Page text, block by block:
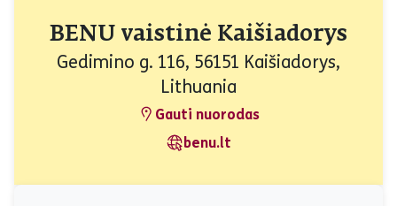
BENU vaistinė Kaišiadorys
Gedimino g. 116, 56151 Kaišiadorys,
Lithuania
Gauti nuorodas
benu.lt